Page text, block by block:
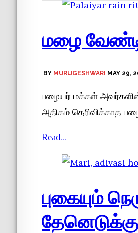
மழை
BY MURUGESHWARI MAY 29,
பழையர் ‌மக்கள் அவர்களின்
அதிகம் தெரிவிக்காத
Read...
புகையும்